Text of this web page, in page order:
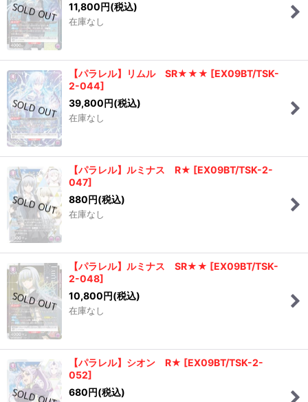
11,800円(税込)
在庫なし
【パラレル】リムル SR★★★ [EX09BT/TSK-
2-044]
39,800円(税込)
在庫なし
【パラレル】ルミナス R★ [EX09BT/TSK-2-
047]
880円(税込)
在庫なし
【パラレル】ルミナス SR★★ [EX09BT/TSK-
2-048]
10,800円(税込)
在庫なし
【パラレル】シオン R★ [EX09BT/TSK-2-
052]
680円(税込)